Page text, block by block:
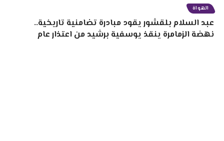
الهواة
عبد السلام بلقشور يقود مبادرة تضامنية تاريخية..
نهضة الزمامرة ينقذ يوسفية برشيد من اعتذار عام